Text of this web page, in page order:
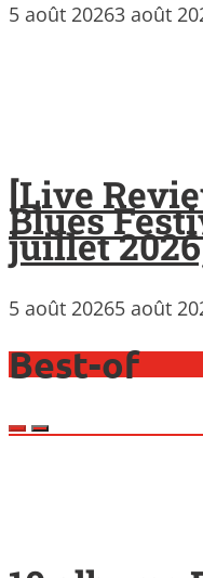
5 août 20263 août
[Live
Blues
juillet
5 août 20265 août
Best-of